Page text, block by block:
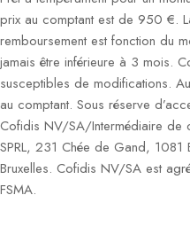
prix au comptant est de 950 €.
remboursement est fonction du
jamais être inférieure à 3 mois.
susceptibles de modifications.
au comptant. Sous réserve
Cofidis NV/SA/Intermédiaire de
SPRL, 231 Chée de Gand,
Bruxelles. Cofidis NV/SA est
FSMA.